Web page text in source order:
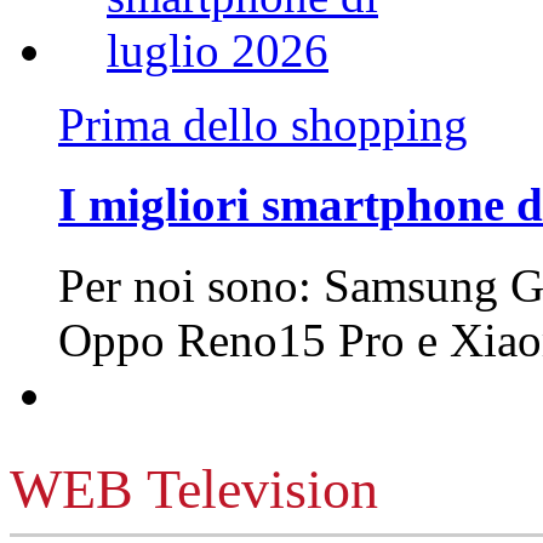
Prima dello shopping
I migliori smartphone
Per noi sono: Samsung
Oppo Reno15 Pro e
WEB Television